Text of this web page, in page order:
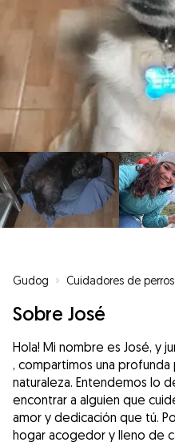
Gudog » Cuidadores de perros
Sobre José
Hola! Mi nombre es José, y
, compartimos una profunda
naturaleza. Entendemos lo
encontrar a alguien que
amor y dedicación que tú.
hogar acogedor y lleno de